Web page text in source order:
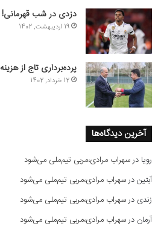
دزدی در شب قهرمانی!
19 اردیبهشت, 1402
پرده‌برداری تاج از هزینه ۴۱۱ میلیاردی یک باشگاه!
12 خرداد, 1402
آخرین دیدگاه‌ها
رویا درسهراب مرادی،مربی تیم‌ملی می‌شود
آبتیندرسهراب مرادی،مربی تیم‌ملی می‌شود
زندی درسهراب مرادی،مربی تیم‌ملی می‌شود
آرمان درسهراب مرادی،مربی تیم‌ملی می‌شود